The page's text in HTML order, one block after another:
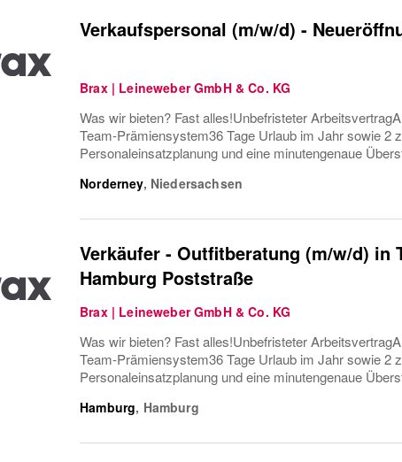
Verkaufspersonal (m/w/d) -
Brax | Leineweber GmbH & Co. KG
Was wir bieten? Fast alles!Unbefristeter
Team-Prämiensystem36 Tage Urlaub im Jahr sowie 2
Personaleinsatzplanung und eine minutengenaue
Norderney, Niedersachsen
Verkäufer - Outfitberatung (m/w/d) in
Hamburg Poststraße
Brax | Leineweber GmbH & Co. KG
Was wir bieten? Fast alles!Unbefristeter
Team-Prämiensystem36 Tage Urlaub im Jahr sowie 2
Personaleinsatzplanung und eine minutengenaue
Hamburg, Hamburg